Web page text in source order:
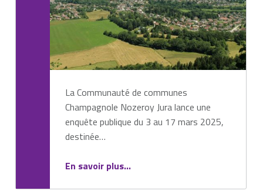
​La Communauté de communes
Champagnole Nozeroy Jura lance une
enquête publique du 3 au 17 mars 2025,
destinée…
En savoir plus“Participez à l’enquête publique : donnez votre avis pour l’avenir de notre territoire !”
…